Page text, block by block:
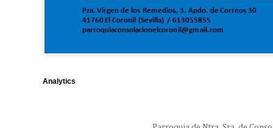
Analytics